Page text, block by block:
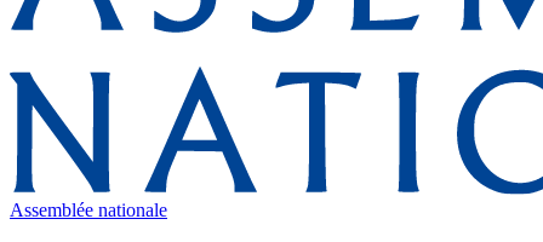
Assemblée nationale